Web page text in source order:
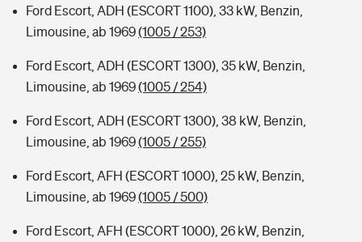
Ford Escort, ADH (ESCORT 1100), 33 kW, Benzin,
Limousine, ab 1969(1005 / 253)
Ford Escort, ADH (ESCORT 1300), 35 kW, Benzin,
Limousine, ab 1969(1005 / 254)
Ford Escort, ADH (ESCORT 1300), 38 kW, Benzin,
Limousine, ab 1969(1005 / 255)
Ford Escort, AFH (ESCORT 1000), 25 kW, Benzin,
Limousine, ab 1969(1005 / 500)
Ford Escort, AFH (ESCORT 1000), 26 kW, Benzin,